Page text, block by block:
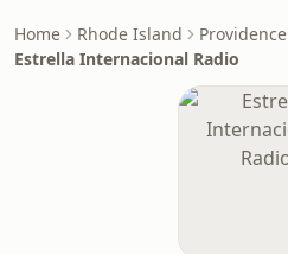
Home Rhode Island
Providence
Estrella Internacional Radio